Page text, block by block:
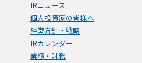
IRニュース
個人投資家の皆様へ
経営方針・戦略
IRカレンダー
業績・財務